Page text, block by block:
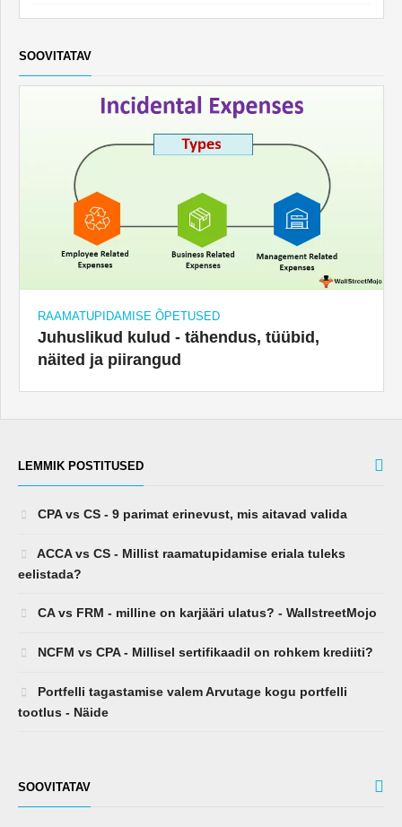
SOOVITATAV
RAAMATUPIDAMISE ÕPETUSED
Juhuslikud kulud - tähendus, tüübid,
näited ja piirangud
LEMMIK POSTITUSED
CPA vs CS - 9 parimat erinevust, mis aitavad valida
ACCA vs CS - Millist raamatupidamise eriala tuleks
eelistada?
CA vs FRM - milline on karjääri ulatus? - WallstreetMojo
NCFM vs CPA - Millisel sertifikaadil on rohkem krediiti?
Portfelli tagastamise valem Arvutage kogu portfelli
tootlus - Näide
SOOVITATAV